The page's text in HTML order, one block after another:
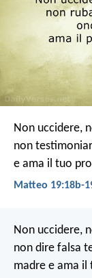
Non uccidere,
non
e ama il tuo
Matteo 19:18b-
Non uccidere,
non dire falsa
madre e ama il